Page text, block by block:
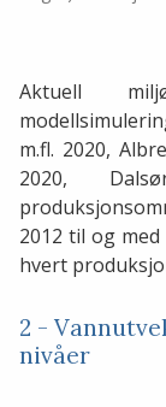
Aktuell
m.fl. 2020,
2020,
2012 til og
hvert
2 -
nivåer